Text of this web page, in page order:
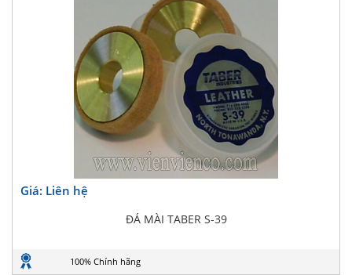
Giá: Liên hệ
ĐÁ MÀI TABER S-39
100% Chính hãng